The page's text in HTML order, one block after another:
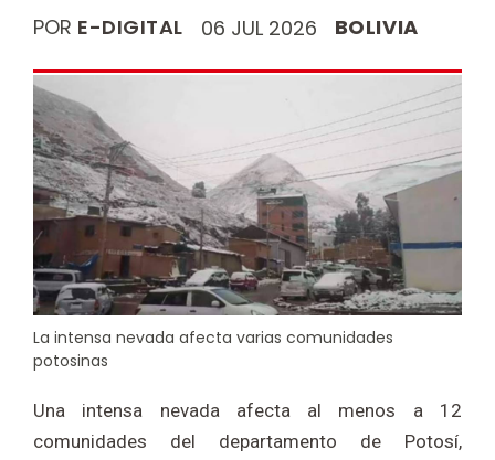
POR E-DIGITAL 06 JUL 2026 BOLIVIA
La intensa nevada afecta varias comunidades
potosinas
Una intensa nevada afecta al menos a 12
comunidades del departamento de Potosí,